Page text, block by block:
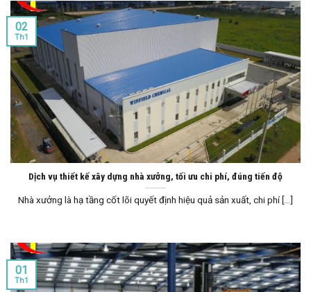
Dịch vụ thiết kế xây dựng nhà xưởng, tối ưu chi phí, đúng tiến độ
Nhà xưởng là hạ tầng cốt lõi quyết định hiệu quả sản xuất, chi phí [...]
02
Th1
01
Th1